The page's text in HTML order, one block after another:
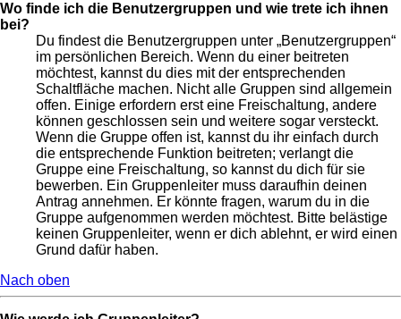
Wo finde ich die Benutzergruppen und wie trete ich ihnen
bei?
Du findest die Benutzergruppen unter „Benutzergruppen“
im persönlichen Bereich. Wenn du einer beitreten
möchtest, kannst du dies mit der entsprechenden
Schaltfläche machen. Nicht alle Gruppen sind allgemein
offen. Einige erfordern erst eine Freischaltung, andere
können geschlossen sein und weitere sogar versteckt.
Wenn die Gruppe offen ist, kannst du ihr einfach durch
die entsprechende Funktion beitreten; verlangt die
Gruppe eine Freischaltung, so kannst du dich für sie
bewerben. Ein Gruppenleiter muss daraufhin deinen
Antrag annehmen. Er könnte fragen, warum du in die
Gruppe aufgenommen werden möchtest. Bitte belästige
keinen Gruppenleiter, wenn er dich ablehnt, er wird einen
Grund dafür haben.
Nach oben